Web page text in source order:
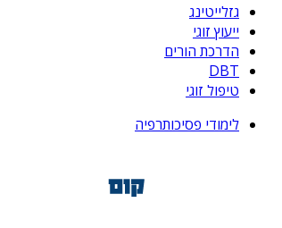
גזלייטינג
ייעוץ זוגי
הדרכת הורים
DBT
טיפול זוגי
לימודי פסיכותרפיה